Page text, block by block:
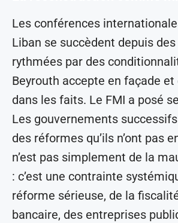
Les conférences
Liban se succèdent depuis des
rythmées par des
Beyrouth accepte en façade
dans les faits. Le FMI a posé
Les gouvernements
des réformes qu’ils n’ont pas
n’est pas simplement de la
: c’est une contrainte
réforme sérieuse, de la
bancaire, des entreprises